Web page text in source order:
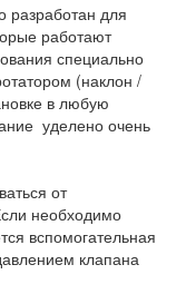
разработан для
работают
специально
(наклон /
в любую
уделено очень
от
необходимо
вспомогательная
клапана